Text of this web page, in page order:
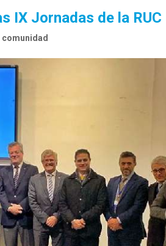
IX Jornadas de la RUC
comunidad